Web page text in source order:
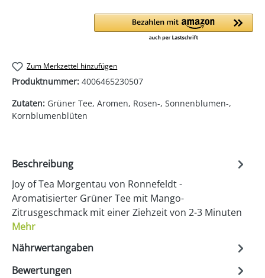
Zum Merkzettel hinzufügen
Produktnummer: 4006465230507
Zutaten: Grüner Tee, Aromen, Rosen-, Sonnenblumen-,
Kornblumenblüten
Beschreibung
Joy of Tea Morgentau von Ronnefeldt -
Aromatisierter Grüner Tee mit Mango-
Zitrusgeschmack mit einer Ziehzeit von 2-3 Minuten
Mehr
Nährwertangaben
Bewertungen